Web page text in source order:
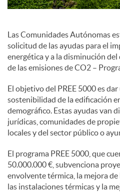
c
o
n
t
e
n
Las Comunidades Autónomas
solicitud de las ayudas para el
energética y a la disminución
de las emisiones de CO2 –
El objetivo del PREE 5000 es
sostenibilidad de la edificación
demográfico. Estas ayudas van
jurídicas, comunidades de
locales y del sector público o
El programa PREE 5000, que
50.000.000 €, subvenciona
envolvente térmica, la mejora
las instalaciones térmicas y la